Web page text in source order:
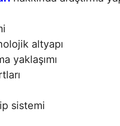
altyapı
yaklaşımı
sistemi